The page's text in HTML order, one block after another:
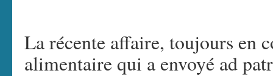
La récente affaire, toujours en
alimentaire qui a envoyé ad